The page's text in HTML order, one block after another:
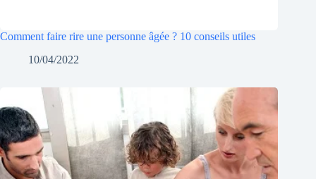
Comment faire rire une personne âgée ? 10 conseils utiles
10/04/2022